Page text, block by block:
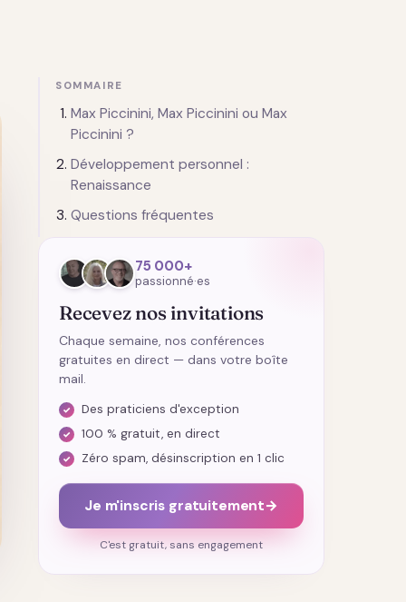
SOMMAIRE
Max Piccinini, Max Piccinini ou Max
Piccinini ?
Développement personnel :
Renaissance
Questions fréquentes
75 000+
passionné·es
Recevez nos invitations
Chaque semaine, nos conférences
gratuites en direct — dans votre boîte
mail.
Des praticiens d'exception
100 % gratuit, en direct
Zéro spam, désinscription en 1 clic
Je m'inscris gratuitement→
C'est gratuit, sans engagement